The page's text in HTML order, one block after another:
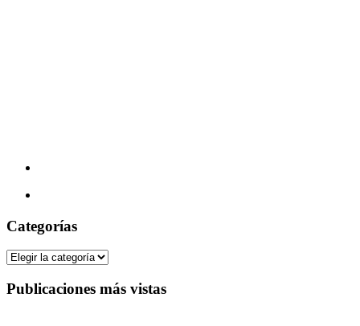
Categorías
Categorías
Publicaciones más vistas